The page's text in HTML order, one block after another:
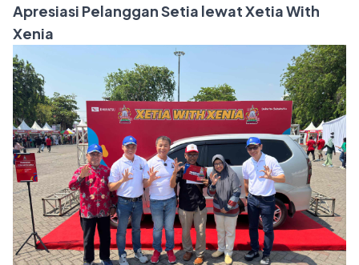
Apresiasi Pelanggan Setia lewat Xetia With
Xenia